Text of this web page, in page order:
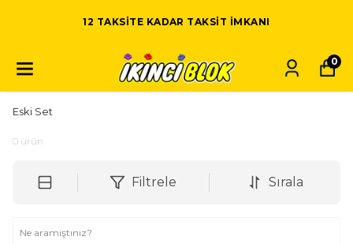
12 TAKSITE KADAR TAKSIT IMKANI
0
Eski Set
0 ürün
Filtrele Sırala